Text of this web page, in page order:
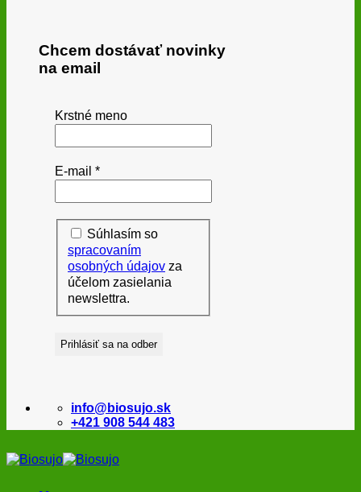
Chcem dostávať novinky
na email
Krstné meno
E-mail *
Súhlasím so
spracovaním
osobných údajov za
účelom zasielania
newslettra.
info@biosujo.sk
+421 908 544 483